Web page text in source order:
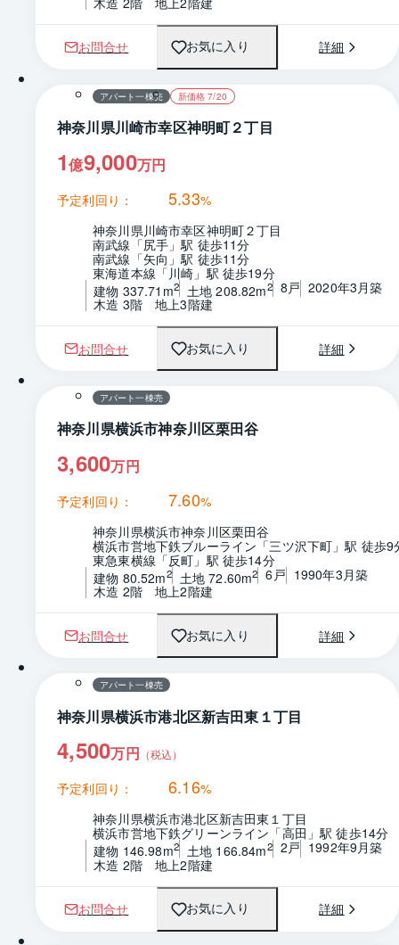
お問合せ お気に入り 詳細
1 / 0 間取り
アパート一棟売 新価格 7/20
神奈川県川崎市幸区神明町２丁目
1億9,000万円
予定利回り： 5.33%
神奈川県川崎市幸区神明町２丁目
南武線「尻手」駅 徒歩11分
南武線「矢向」駅 徒歩11分
東海道本線「川崎」駅 徒歩19分
建物 337.71m2 土地 208.82m2 8戸 2020年3月築
木造 3階　地上3階建
お問合せ お気に入り 詳細
1 / 0 間取り
アパート一棟売
神奈川県横浜市神奈川区栗田谷
3,600万円
予定利回り： 7.60%
神奈川県横浜市神奈川区栗田谷
横浜市営地下鉄ブルーライン「三ツ沢下町」駅 徒歩9
東急東横線「反町」駅 徒歩14分
建物 80.52m2 土地 72.60m2 6戸 1990年3月築
木造 2階　地上2階建
お問合せ お気に入り 詳細
1 / 0
アパート一棟売
神奈川県横浜市港北区新吉田東１丁目
4,500万円 （税込）
予定利回り： 6.16%
神奈川県横浜市港北区新吉田東１丁目
横浜市営地下鉄グリーンライン「高田」駅 徒歩14分
建物 146.98m2 土地 166.84m2 2戸 1992年9月築
木造 2階　地上2階建
お問合せ お気に入り 詳細
1 / 0 間取り